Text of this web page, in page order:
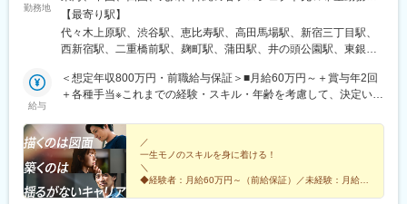
勤務地
地・通勤時間を考慮いたします！★直行直帰OK★U・Iターン歓
迎！住宅手当あり★転居を伴う転勤はありません北海道東北／青
森県・岩手県・宮城県・秋田県・山形県・福島県関東／東京、神
川、福井、新潟県、長野県、山梨県関西／大阪、京都、滋賀、兵
庫、奈良、和歌山東海／愛知、静岡、三重、岐阜中国・四国／鳥
岡、佐賀、長崎、熊本、大分、宮崎、鹿児島、沖縄＼広島にてビ
ッグプロジェクト始動！／裁量のあるポジションをお任せ◎より
高待遇をご用意しております。ご希望の方は面接にてお気軽にご
質問ください。
【最寄り駅】
代々木上原駅、渋谷駅、恵比寿駅、高田馬場駅、新宿三丁目駅、
西新宿駅、二重橋前駅、麹町駅、蒲田駅、井の頭公園駅、東銀座
船堀駅、押上駅、木場駅(東京都)、清澄白河駅、有楽町駅、豊洲
駅、南砂町駅、三田駅(東京都)、森下駅(東京都)、高輪台駅、新木
駅、テレコムセンター駅、六本木駅、田町駅(東京都)、白金高輪
駅、高輪ゲートウェイ駅、神谷町駅、外苑前駅、国立駅、南新宿
駅、初台駅、千駄ケ谷駅、曙橋駅、国立競技場駅、四谷三丁目
駅、西荻窪駅、富士見ケ丘駅、荻窪駅、神保町駅、淡路町駅、市
ケ谷駅、九段下駅、上野御徒町駅、昭和島駅、池上駅、糀谷駅、
給与
＜想定年収800万円・前職給与保証＞■月給60万円～＋賞与年2回
＋各種手当※これまでの経験・スキル・年齢を考慮して、決定いた
年齢、経験、能力、適性を考慮して、支給額を決定します。ーー
ーーーーーーーーーーーーーーーーーーーーーーーーーーーーー
ーー■未経験者は月給35万円～＋賞与年2回＋各種手当 ※これま
での経験・スキル・年齢を考慮して、決定いたします※残業代は別
途全額支給します。＼勤務地特典！／入社祝い金として別途20万
／
一生モノのスキルを身に着ける！
＼
◆経験者：月給60万円～（前給保証）／未経験：月給